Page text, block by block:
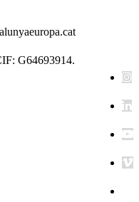
G64693914.